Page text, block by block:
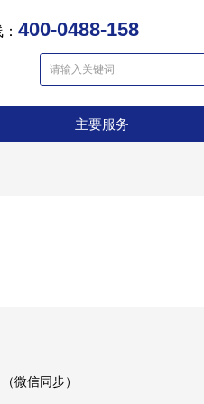
400-0488-158
主要服务
（微信同步）